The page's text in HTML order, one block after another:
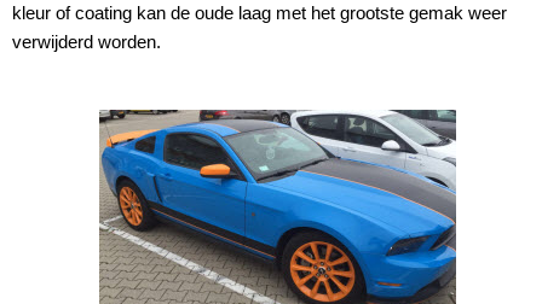
kleur of coating kan de oude laag met het grootste gemak weer
verwijderd worden.